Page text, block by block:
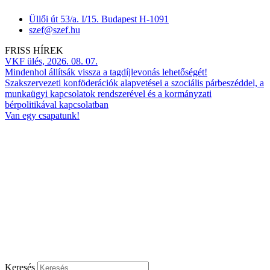
Üllői út 53/a. I/15. Budapest H-1091
szef@szef.hu
FRISS HÍREK
VKF ülés, 2026. 08. 07.
Mindenhol állítsák vissza a tagdíjlevonás lehetőségét!
Szakszervezeti konföderációk alapvetései a szociális párbeszéddel, a
munkaügyi kapcsolatok rendszerével és a kormányzati
bérpolitikával kapcsolatban
Van egy csapatunk!
Keresés